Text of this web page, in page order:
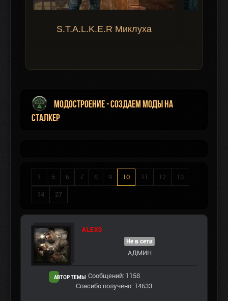
S.T.A.L.K.E.R Миклуха
Модостроение - создаем моды на
Сталкер
1 5 6 7 8 9 10 11 12 13
14 27
ALEXS
АВТОР ТЕМЫ
Не в сети
АДМИН
Сообщений: 1158
Спасибо получено: 14633